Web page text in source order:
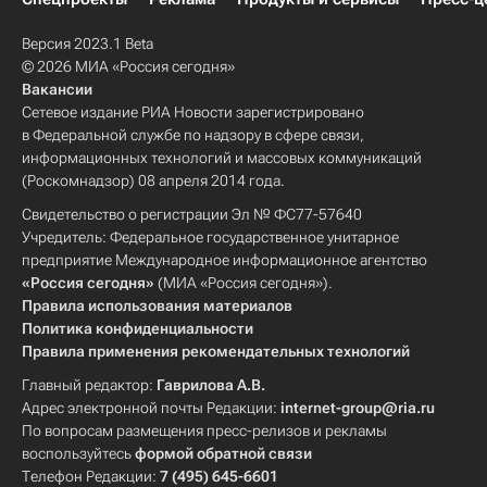
Версия 2023.1 Beta
© 2026 МИА «Россия сегодня»
Вакансии
Сетевое издание РИА Новости зарегистрировано
в Федеральной службе по надзору в сфере связи,
информационных технологий и массовых коммуникаций
(Роскомнадзор) 08 апреля 2014 года.
Свидетельство о регистрации Эл № ФС77-57640
Учредитель: Федеральное государственное унитарное
предприятие Международное информационное агентство
«Россия сегодня» (МИА «Россия сегодня»).
Правила использования материалов
Политика конфиденциальности
Правила применения рекомендательных технологий
Главный редактор: Гаврилова А.В.
Адрес электронной почты Редакции: internet-group@ria.ru
По вопросам размещения пресс-релизов и рекламы
воспользуйтесьформой обратной связи
Телефон Редакции: 7 (495) 645-6601